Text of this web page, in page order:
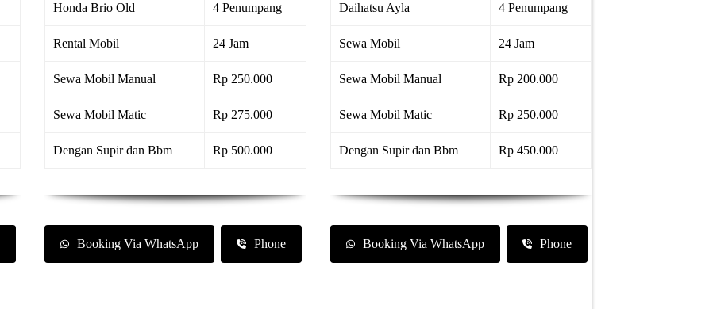
Honda Brio Old 4 Penumpang
Rental Mobil 24 Jam
Sewa Mobil Manual Rp 250.000
Sewa Mobil Matic Rp 275.000
Dengan Supir dan Bbm Rp 500.000
Booking Via WhatsApp Phone
Daihatsu Ayla 4 Penumpang
Sewa Mobil 24 Jam
Sewa Mobil Manual Rp 200.000
Sewa Mobil Matic Rp 250.000
Dengan Supir dan Bbm Rp 450.000
Booking Via WhatsApp Phone